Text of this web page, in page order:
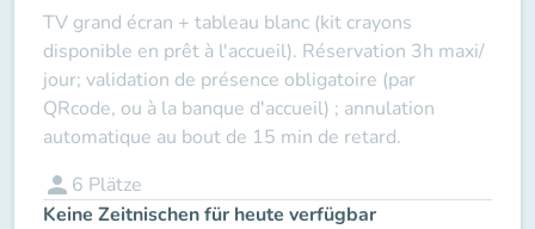
TV grand écran + tableau blanc (kit crayons
disponible en prêt à l'accueil). Réservation 3h maxi/
jour; validation de présence obligatoire (par
QRcode, ou à la banque d'accueil) ; annulation
automatique au bout de 15 min de retard.
person 6 Plätze
Keine Zeitnischen für heute verfügbar